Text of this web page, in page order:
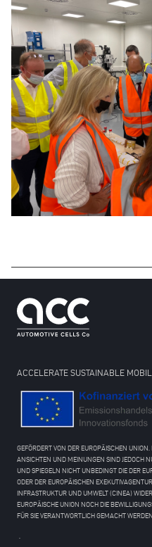
ACCELERATE SUSTAINABLE
GEFÖRDERT VON DER EUROPÄISCHEN UNION.
ANSICHTEN UND MEINUNGEN SIND JEDOCH
UND SPIEGELN NICHT UNBEDINGT DIE DER
ODER DER EUROPÄISCHEN
INFRASTRUKTUR UND UMWELT (CINEA)
EUROPÄISCHE UNION NOCH DIE
FÜR SIE VERANTWORTLICH GEMACHT WERDEN.